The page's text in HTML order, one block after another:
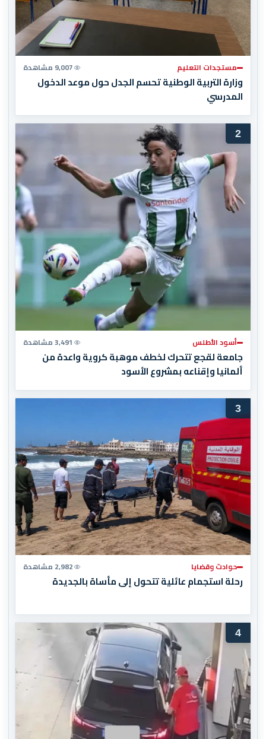
مستجدات التعليم 9,007 مشاهدة
وزارة التربية الوطنية تحسم الجدل حول موعد الدخول
المدرسي
2
أسود الأطلس 3,491 مشاهدة
جامعة لقجع تتحرك لخطف موهبة كروية واعدة من
ألمانيا وإقناعه بمشروع الأسود
3
حوادث وقضايا 2,982 مشاهدة
رحلة استجمام عائلية تتحول إلى مأساة بالجديدة
4